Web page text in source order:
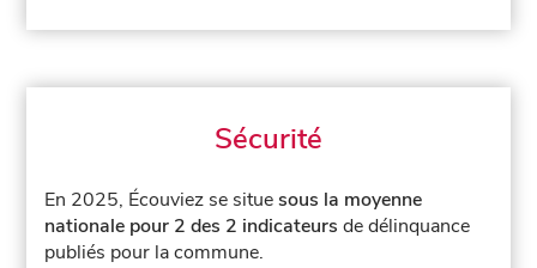
Sécurité
En 2025, Écouviez se situesous la moyenne
nationale pour 2 des 2 indicateurs de délinquance
publiés pour la commune.